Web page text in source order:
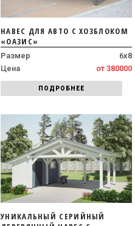
НАВЕС ДЛЯ АВТО С ХОЗБЛОКОМ
«ОАЗИС»
Размер
6х8
Цена
от 380000
ПОДРОБНЕЕ
УНИКАЛЬНЫЙ СЕРИЙНЫЙ